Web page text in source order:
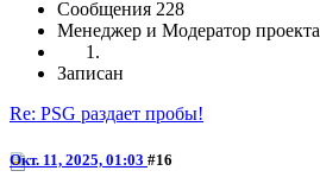
Сообщения 228
Менеджер и Модератор проекта
Записан
Re: PSG раздает пробы!
Окт. 11, 2025, 01:03 #16